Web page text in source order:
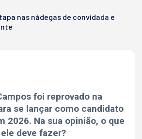
nas nádegas de convidada e
foi reprovado na
se lançar como candidato
2026. Na sua opinião, o que
ele deve fazer?